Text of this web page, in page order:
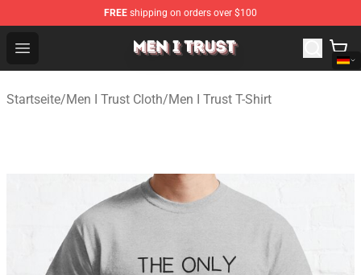
FREE shipping on orders over $100
Open menu
Men I Trust Shop - Official Men I Trust Merchandise Store
Startseite/Men I Trust Cloth/Men I Trust T-Shirt